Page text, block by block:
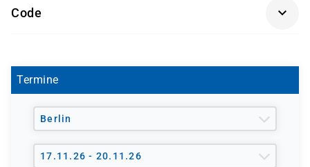
Grundverständnis von TCP/IP und HTTP
Systemadministratoren & DevOps-Spezialisten
Code
Termine
Berlin
17.11.26 - 20.11.26